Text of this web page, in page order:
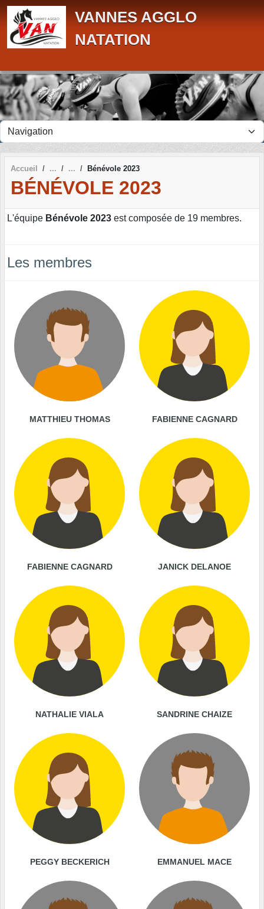
VANNES AGGLO
NATATION
Accueil Bénévole 2023
BÉNÉVOLE 2023
L'équipe Bénévole 2023 est composée de 19 membres.
Les membres
MATTHIEU THOMAS FABIENNE CAGNARD
FABIENNE CAGNARD JANICK DELANOE
NATHALIE VIALA SANDRINE CHAIZE
PEGGY BECKERICH EMMANUEL MACE
Panneau de gestion des cookies